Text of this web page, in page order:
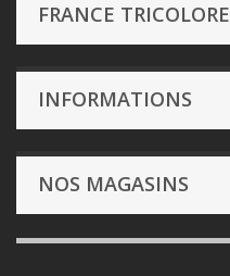
FRANCE TRICOLORE
INFORMATIONS
NOS MAGASINS